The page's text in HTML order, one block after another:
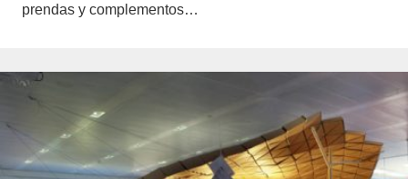
prendas y complementos…